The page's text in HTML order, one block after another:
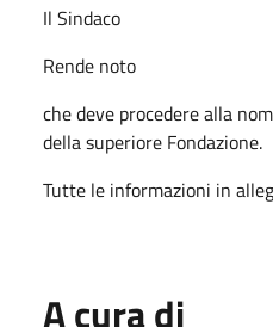
Il Sindaco
Rende noto
che deve procedere alla
della superiore Fondazione.
Tutte le informazioni in
A cura di